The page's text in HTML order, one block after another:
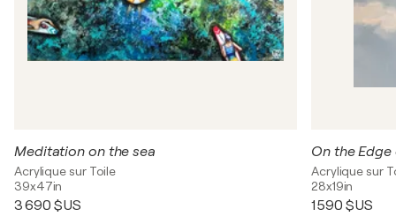
Meditation on the sea
Acrylique sur Toile
39x47in
3 690 $US
On the
Acrylique sur
28x19in
1 590 $US